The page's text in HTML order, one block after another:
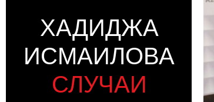
ХАДИДЖА
ИСМАИЛОВА
СЛУЧАИ